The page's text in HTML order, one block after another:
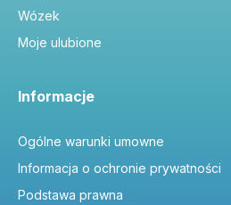
Wózek
Moje ulubione
Informacje
Ogólne warunki umowne
Informacja o ochronie prywatności
Podstawa prawna